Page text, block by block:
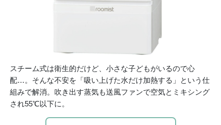
スチーム式は衛生的だけど、小さな子どもがいるので心
配…。そんな不安を「吸い上げた水だけ加熱する」という仕
組みで解消。吹き出す蒸気も送風ファンで空気とミキシング
され55℃以下に。